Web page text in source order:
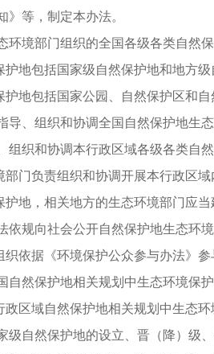
》等，制定本办法。
环境部门组织的全国各级各类自然
地包括国家级自然保护地和地方级
地包括国家公园、自然保护区和自
导、组织和协调全国自然保护地生
组织和协调本行政区域各级各类自
门负责组织和协调开展本行政区
地，相关地方的生态环境部门应当
依规向社会公开自然保护地生态环
依据《环境保护公众参与办法》参
自然保护地相关规划中生态环境保
区域自然保护地相关规划中生态环
级自然保护地的设立、晋（降）级